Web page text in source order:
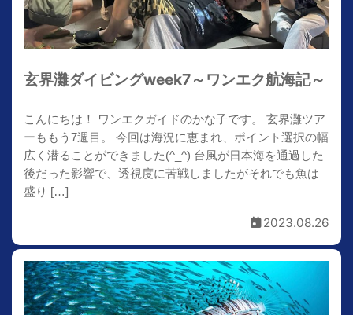
玄界灘ダイビングweek7～ワンエク航海記～
こんにちは！ ワンエクガイドのかな子です。 玄界灘ツア
ーももう7週目。 今回は海況に恵まれ、ポイント選択の幅
広く潜ることができました(^_^) 台風が日本海を通過した
後だった影響で、透視度に苦戦しましたがそれでも魚は
盛り […]
2023.08.26